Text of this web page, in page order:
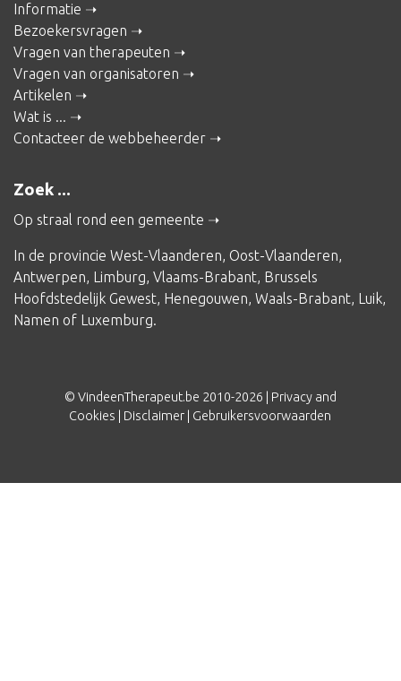
Informatie
Bezoekersvragen
Vragen van therapeuten
Vragen van organisatoren
Artikelen
Wat is ...
Contacteer de webbeheerder
Zoek ...
Op straal rond een gemeente
In de provincie West-Vlaanderen, Oost-Vlaanderen,
Antwerpen, Limburg, Vlaams-Brabant, Brussels
Hoofdstedelijk Gewest, Henegouwen, Waals-Brabant, Luik,
Namen of Luxemburg.
© VindeenTherapeut.be 2010-2026 | Privacy and
Cookies
Disclaimer Gebruikersvoorwaarden